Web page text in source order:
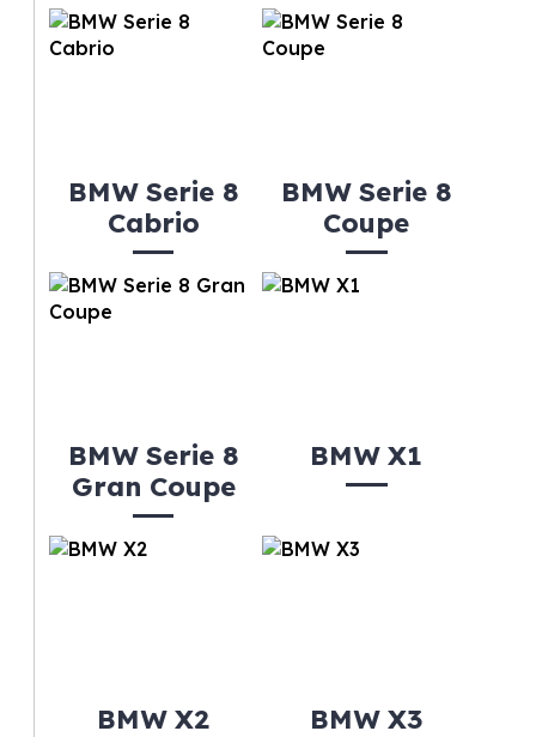
BMW Serie 8
Cabrio
BMW Serie 8
Coupe
BMW Serie 8
Gran Coupe
BMW X1
BMW X2 BMW X3